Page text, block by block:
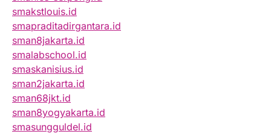
smakstlouis.id
smapraditadirgantara.id
sman8jakarta.id
smalabschool.id
smaskanisius.id
sman2jakarta.id
sman68jkt.id
sman8yogyakarta.id
smasungguldel.id